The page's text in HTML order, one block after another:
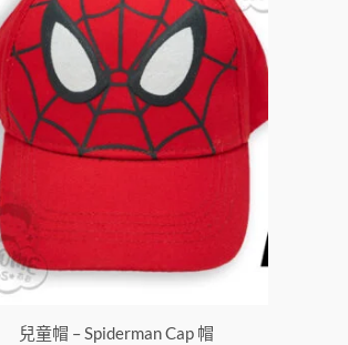
兒童帽 – Spiderman Cap 帽